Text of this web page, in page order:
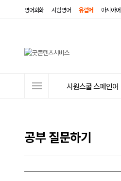
영어회화 시험영어 유럽어 아시아어
뉴
시원스쿨 스페인어
공부 질문하기